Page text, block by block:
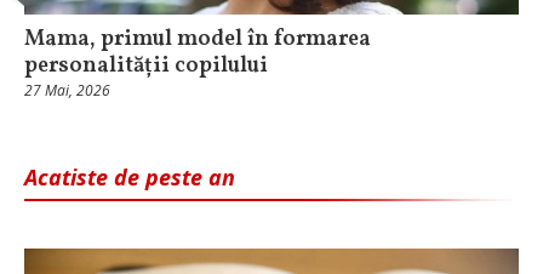
Mama, primul model în formarea
personalității copilului
27 Mai, 2026
Acatiste de peste an